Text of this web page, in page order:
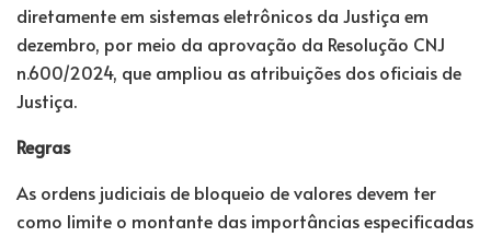
diretamente em sistemas eletrônicos da Justiça em
dezembro, por meio da aprovação da Resolução CNJ
n.600/2024, que ampliou as atribuições dos oficiais de
Justiça.
Regras
As ordens judiciais de bloqueio de valores devem ter
como limite o montante das importâncias especificadas